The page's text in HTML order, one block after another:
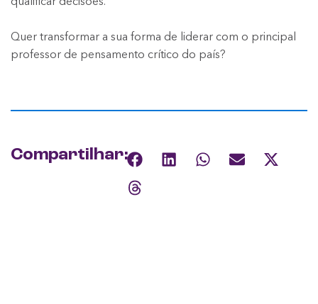
Quer transformar a sua forma de liderar com o principal
professor de pensamento crítico do país?
Compartilhar: